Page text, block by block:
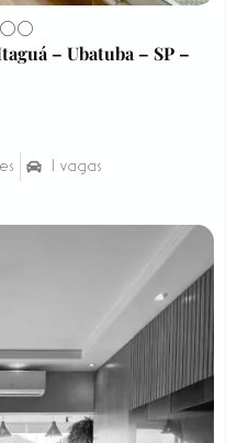
– Ubatuba – SP –
1 vagas